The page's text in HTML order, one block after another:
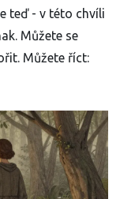
teď - v této chvíli
Můžete se
Můžete říct: